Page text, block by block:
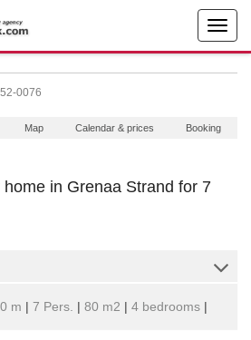
0076
Map Calendar & prices Booking
in Grenaa Strand for 7
m | 7 Pers. | 80 m2 | 4 bedrooms|